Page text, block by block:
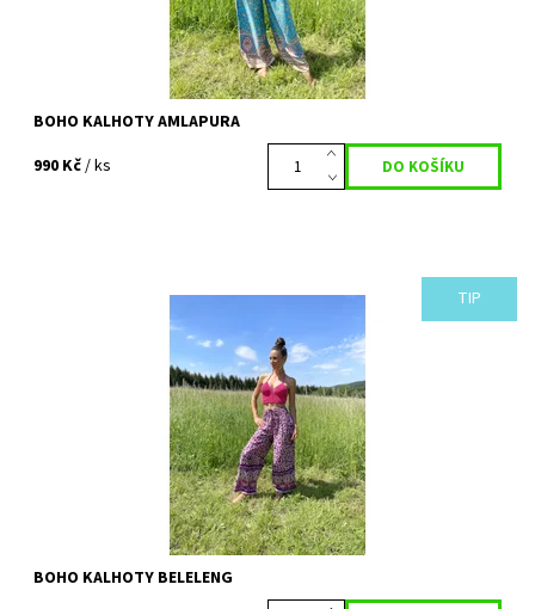
BOHO KALHOTY AMLAPURA
990 Kč/ ks
TIP
S kalhotami BELELENG si přijdou na své milovnice pohodlí. Jsou
nejen krásné, ale zároveň skvěle padnoucí a pohodlné. Letní
Vyprodáno
BOHO KALHOTY BELELENG